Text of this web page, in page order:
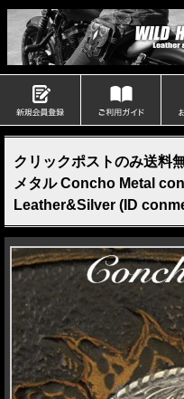
クリックポストのみ送料
メタル Concho Metal
Leather&Silver (ID